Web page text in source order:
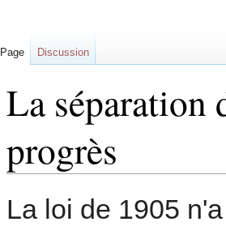
La séparation
progrès
àà
La loi de 1905
Page Discussion